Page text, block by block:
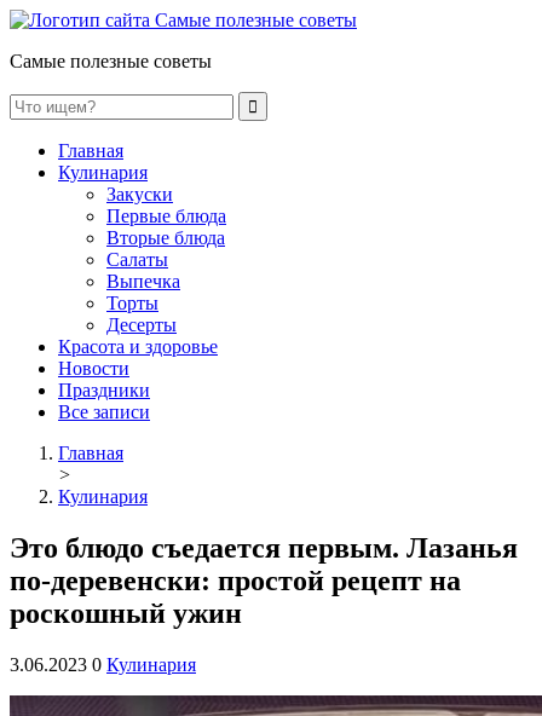
Самые полезные советы
Главная
Кулинария
Закуски
Первые блюда
Вторые блюда
Салаты
Выпечка
Торты
Десерты
Красота и здоровье
Новости
Праздники
Все записи
Главная
>
Кулинария
Это блюдо съедается первым. Лазанья
по-деревенски: простой рецепт на
роскошный ужин
3.06.2023 0 Кулинария